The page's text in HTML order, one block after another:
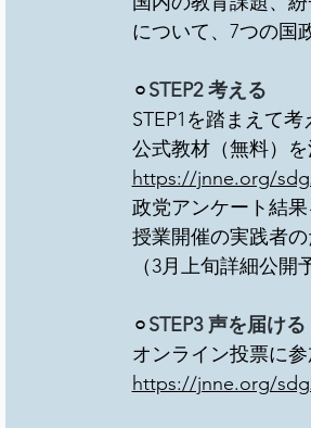
について、7つの国
⚪︎STEP2 考える
STEP1を踏まえて考
公式教材（無料）
https://jnne.org/
政党アンケート結
授業開催の実践者
（3月上旬詳細公開
⚪︎STEP3 声を届ける
オンライン投票に
https://jnne.org/